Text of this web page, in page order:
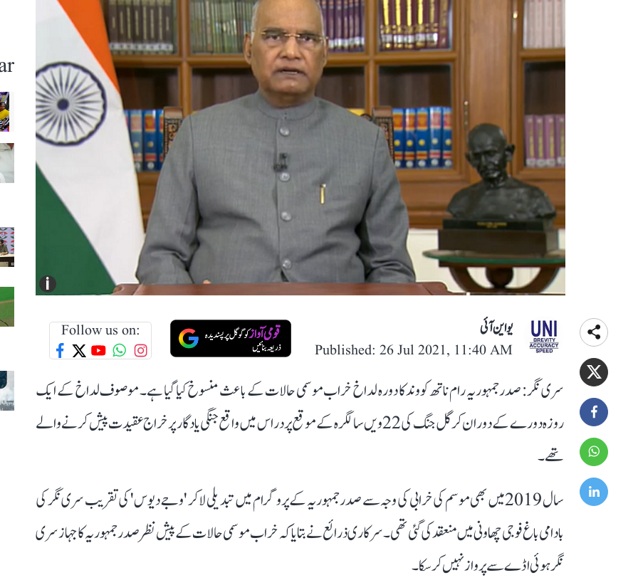
i
یو این آئی
Published: 26 Jul 2021, 11:40 AM
Follow us on:
سری نگر: صدر جمہوریہ رام ناتھ کووند کا دورہ لداخ خراب موسمی حالات کے باعث منسوخ کیا گیا ہے۔ موصوف لداخ کے ایک
روزہ دورے کے دوران کرگل جنگ کی 22 ویں سالگرہ کے موقع پر دراس میں واقع جنگی یادگار پر خراج عقیدت پیش کرنے والے
تھے۔
سال 2019 میں بھی موسم کی خرابی کی وجہ سے صدر جمہوریہ کے پروگرام میں تبدیلی لاکر 'وجے دیوس' کی تقریب سری نگر کی
بادامی باغ فوجی چھاونی میں منعقد کی گئی تھی۔ سرکاری ذرائع نے بتایا کہ خراب موسمی حالات کے پیش نظر صدر جمہوریہ کا جہاز سری
نگر ہوئی اڈے سے پرواز نہیں کر سکا۔